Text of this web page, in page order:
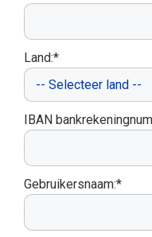
Land:*
IBAN
Gebruikersnaam:*